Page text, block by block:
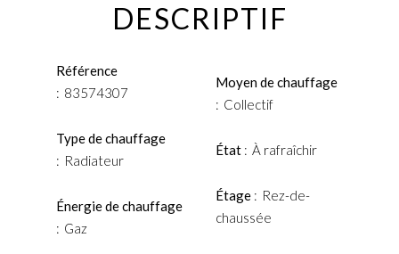
DESCRIPTIF
Référence
83574307
Type de chauffage
Radiateur
Énergie de chauffage
Gaz
Moyen de chauffage
Collectif
État À rafraîchir
Étage
Rez-de-
chaussée